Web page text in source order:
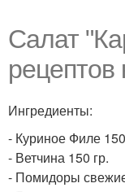
Салат
рецептов
Ингредиенты:
- Куриное Филе
- Ветчина 150 гр.
- Помидоры